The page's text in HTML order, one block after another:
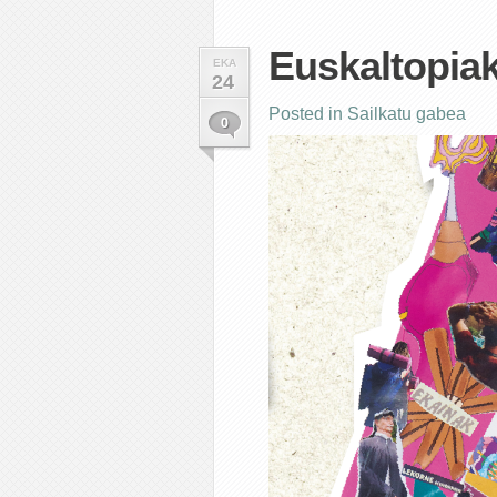
EKA
24
0 Posted in Sailkatu gabea